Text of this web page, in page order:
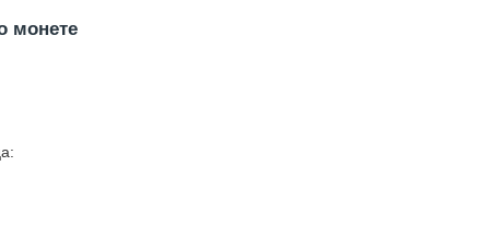
монете